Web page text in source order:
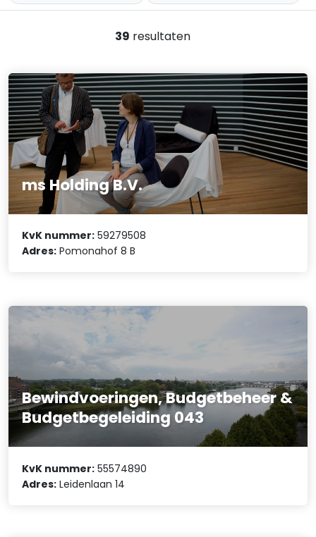
39 resultaten
ms Holding B.V.
KvK nummer: 59279508
Adres: Pomonahof 8 B
Bewindvoeringen, Budgetbeheer &
Budgetbegeleiding 043
KvK nummer: 55574890
Adres: Leidenlaan 14